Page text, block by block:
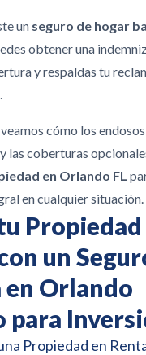
un seguro de hogar
obtener una
y respaldas tu
cómo los endosos
las coberturas
en Orlando FL
en cualquier situación.
Propiedad
un
Orlando
para
Propiedad en